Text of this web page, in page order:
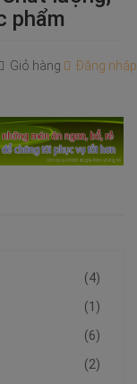
phẩm
Giỏ hàng Đăng nhập
(4)
(1)
(6)
(2)